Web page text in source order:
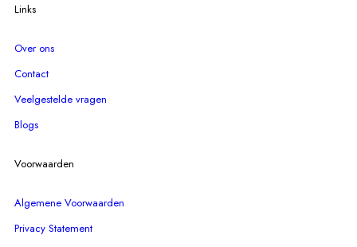
Links
Over ons
Contact
Veelgestelde vragen
Blogs
Voorwaarden
Algemene Voorwaarden
Privacy Statement